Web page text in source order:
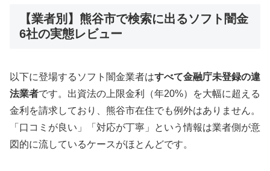
【業者別】熊谷市で検索に出るソフト闇金
6社の実態レビュー
以下に登場するソフト闇金業者はすべて金融庁未登録の違
法業者です。出資法の上限金利（年20%）を大幅に超える
金利を請求しており、熊谷市在住でも例外はありません。
「口コミが良い」「対応が丁寧」という情報は業者側が意
図的に流しているケースがほとんどです。